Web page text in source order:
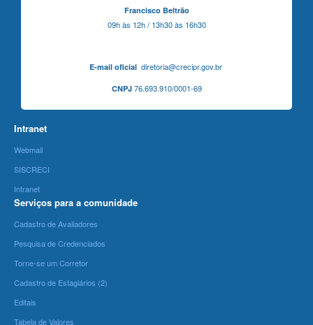
Francisco Beltrão
09h às 12h / 13h30 às 16h30
E-mail oficialdiretoria@crecipr.gov.br
CNPJ76.693.910/0001-69
Intranet
Webmail
SISCRECI
Intranet
Serviços para a comunidade
Cadastro de Avaliadores
Pesquisa de Credenciados
Torne-se um Corretor
Cadastro de Estagiários (2)
Editais
Tabela de Valores